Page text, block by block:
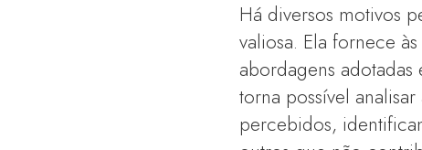
Há diversos motivos
valiosa. Ela fornece
abordagens
torna possível
percebidos,